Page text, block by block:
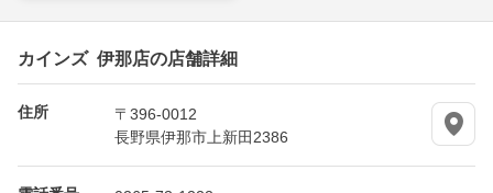
カインズ 伊那店の店舗詳細
住所
〒396-0012
長野県伊那市上新田2386